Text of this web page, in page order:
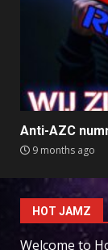
Anti-AZC
9 months ago
HOT JAMZ
Welcome to